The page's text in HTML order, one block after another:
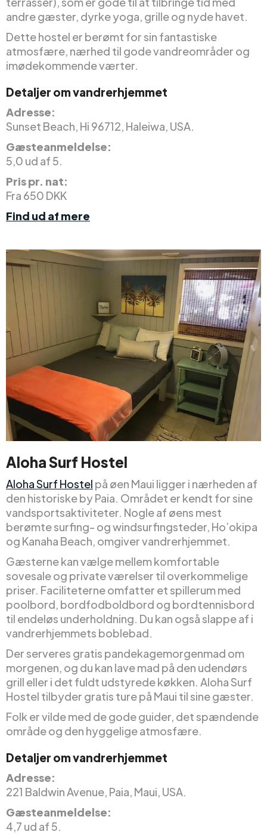
andre gæster, dyrke yoga, grille og nyde havet.
Dette hostel er berømt for sin fantastiske
atmosfære, nærhed til gode vandreområder og
imødekommende værter.
Detaljer om vandrerhjemmet
Adresse:
Sunset Beach, Hi 96712, Haleiwa, USA.
Gæsteanmeldelse:
5,0 ud af 5.
Pris pr. nat:
Fra 650 DKK
Find ud af mere
Aloha Surf Hostel
Aloha Surf Hostel på øen Maui ligger i nærheden af
den historiske by Paia. Området er kendt for sine
vandsportsaktiviteter. Nogle af øens mest
berømte surfing- og windsurfingsteder, Ho’okipa
og Kanaha Beach, omgiver vandrerhjemmet.
Gæsterne kan vælge mellem komfortable
sovesale og private værelser til overkommelige
priser. Faciliteterne omfatter et spillerum med
poolbord, bordfodboldbord og bordtennisbord
til endeløs underholdning. Du kan også slappe af i
vandrerhjemmets boblebad.
Der serveres gratis pandekagemorgenmad om
morgenen, og du kan lave mad på den udendørs
grill eller i det fuldt udstyrede køkken. Aloha Surf
Hostel tilbyder gratis ture på Maui til sine gæster.
Folk er vilde med de gode guider, det spændende
område og den hyggelige atmosfære.
Detaljer om vandrerhjemmet
Adresse:
221 Baldwin Avenue, Paia, Maui, USA.
Gæsteanmeldelse:
4,7 ud af 5.